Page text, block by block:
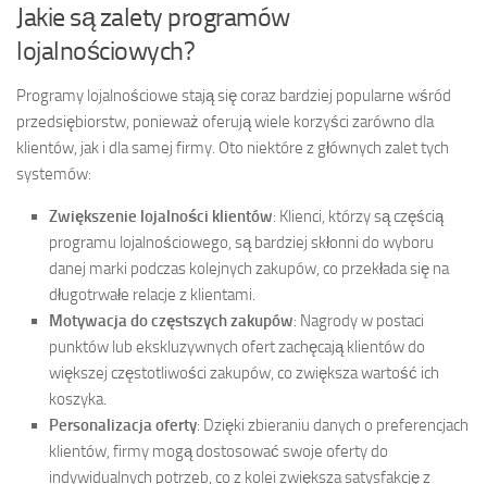
Jakie są zalety programów
lojalnościowych?
Programy lojalnościowe stają się coraz bardziej popularne wśród
przedsiębiorstw, ponieważ oferują wiele korzyści zarówno dla
klientów, jak i dla samej firmy. Oto niektóre z głównych zalet tych
systemów:
Zwiększenie lojalności klientów: Klienci, którzy są częścią
programu lojalnościowego, są bardziej skłonni do wyboru
danej marki podczas kolejnych zakupów, co przekłada się na
długotrwałe relacje z klientami.
Motywacja do częstszych zakupów: Nagrody w postaci
punktów lub ekskluzywnych ofert zachęcają klientów do
większej częstotliwości zakupów, co zwiększa wartość ich
koszyka.
Personalizacja oferty: Dzięki zbieraniu danych o preferencjach
klientów, firmy mogą dostosować swoje oferty do
indywidualnych potrzeb, co z kolei zwiększa satysfakcję z